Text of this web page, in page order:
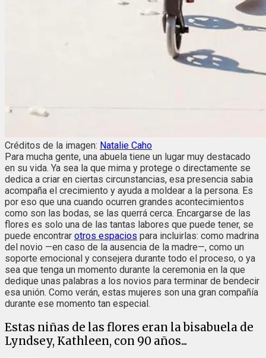
Créditos de la imagen: Natalie Caho
Para mucha gente, una abuela tiene un lugar muy destacado
en su vida. Ya sea la que mima y protege o directamente se
dedica a criar en ciertas circunstancias, esa presencia sabia
acompaña el crecimiento y ayuda a moldear a la persona. Es
por eso que una cuando ocurren grandes acontecimientos
como son las bodas, se las querrá cerca. Encargarse de las
flores es solo una de las tantas labores que puede tener, se
puede encontrar otros espacios para incluirlas: como madrina
del novio —en caso de la ausencia de la madre—, como un
soporte emocional y consejera durante todo el proceso, o ya
sea que tenga un momento durante la ceremonia en la que
dedique unas palabras a los novios para terminar de bendecir
esa unión. Como verán, estas mujeres son una gran compañía
durante ese momento tan especial.
Estas niñas de las flores eran la bisabuela de
Lyndsey, Kathleen, con 90 años...